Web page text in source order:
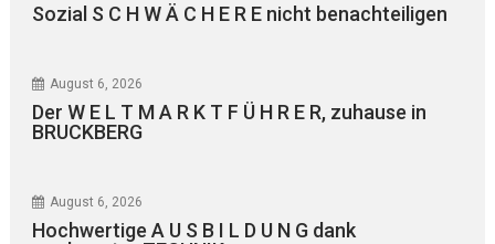
Sozial S C H W Ä C H E R E nicht benachteiligen
August 6, 2026
Der W E L T M A R K T F Ü H R E R, zuhause in
BRUCKBERG
August 6, 2026
Hochwertige A U S B I L D U N G dank